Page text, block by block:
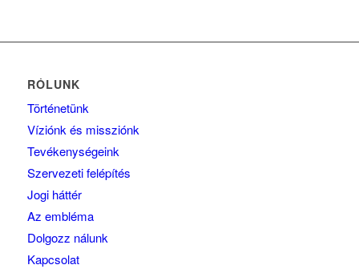
RÓLUNK
Történetünk
Víziónk és missziónk
Tevékenységeink
Szervezeti felépítés
Jogi háttér
Az embléma
Dolgozz nálunk
Kapcsolat